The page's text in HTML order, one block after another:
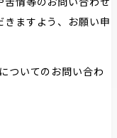
きますよう、お願い申
ついてのお問い合わ